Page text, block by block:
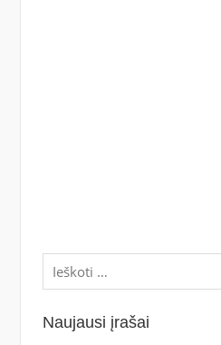
Ieškoti:
Naujausi įrašai